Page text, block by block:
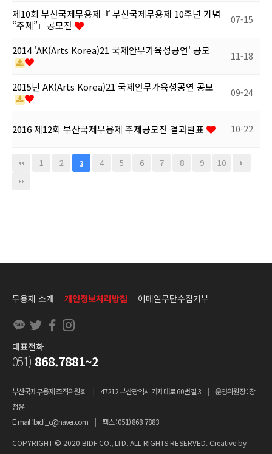
제10회 부산국제무용제『 부산국제무용제 10주년 기념
“주제”』공모전
07-15
2014 'AK(Arts Korea)21 국제안무가육성공연' 공모 11-18
2015년 AK(Arts Korea)21 국제안무가육성공연 공모 09-24
2016 제12회 부산국제무용제 주제공모전 결과발표 10-22
1 2 3 4 5 6 7 8 9 10
무용제 소개 개인정보처리방침 이메일무단수집거부
부산국제무용제 조직위원회 | 47212 부산광역시 거제대로 60번길 3 | 운영위원장 : 장
정윤
E-mail : bidf_c@naver.com
| 팩스 : 051) 868-7883
COPYRIGHT © 2020 BIDF CO., LTD. ALL RIGHTS RESERVED. Creative by
대표전화
051) 868.7881~2